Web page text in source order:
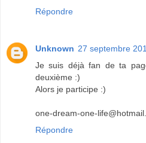
Répondre
Unknown 27 septembre
Je suis déjà fan de ta
deuxième :)
Alors je participe :)
one-dream-one-
Répondre